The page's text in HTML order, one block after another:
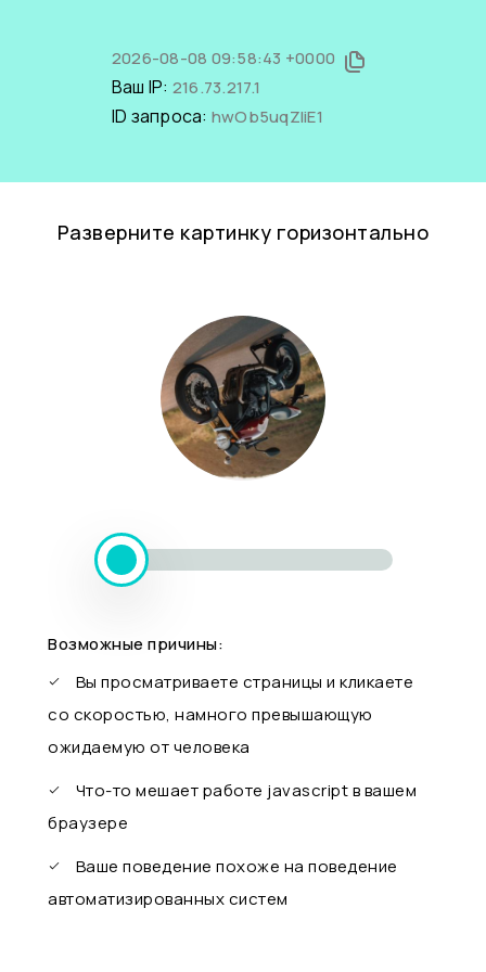
2026-08-08 09:58:43 +0000
Ваш IP: 216.73.217.1
ID запроса: hwOb5uqZliE1
Разверните картинку горизонтально
Возможные причины:
Вы просматриваете страницы и кликаете
со скоростью, намного превышающую
ожидаемую от человека
Что-то мешает работе javascript в вашем
браузере
Ваше поведение похоже на поведение
автоматизированных систем